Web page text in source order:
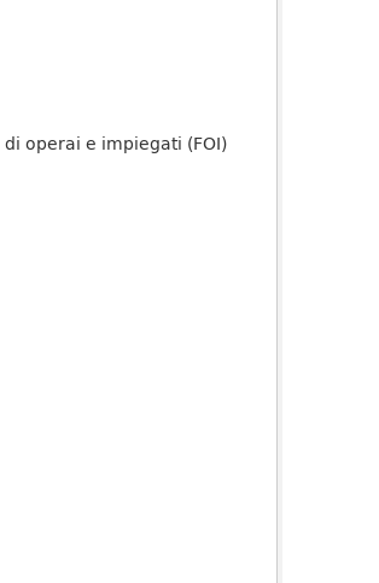
operai e impiegati (FOI)